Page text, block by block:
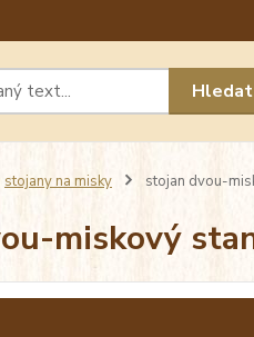
Hledat
stojany na misky stojan dvou-
miskový